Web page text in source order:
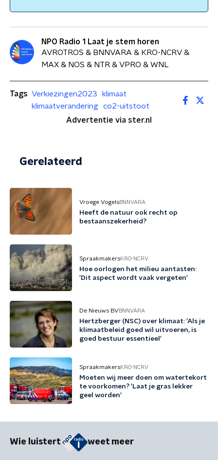
NPO Radio 1 Laat je stem horen
AVROTROS & BNNVARA & KRO-NCRV &
MAX & NOS & NTR & VPRO & WNL
Tags Verkiezingen2023
klimaat
klimaatverandering
co2-uitstoot
Advertentie via ster.nl
Gerelateerd
Vroege VogelsBNNVARA
Heeft de natuur ook recht op
bestaanszekerheid?
SpraakmakersKRO-NCRV
Hoe oorlogen het milieu aantasten:
'Dit aspect wordt vaak vergeten'
De Nieuws BV BNNVARA
Hertzberger (NSC) over klimaat: 'Als je
klimaatbeleid goed wil uitvoeren, is
goed bestuur essentieel'
SpraakmakersKRO-NCRV
Moeten wij meer doen om watertekort
te voorkomen? 'Laat je gras lekker
geel worden'
Wie luistert weet meer